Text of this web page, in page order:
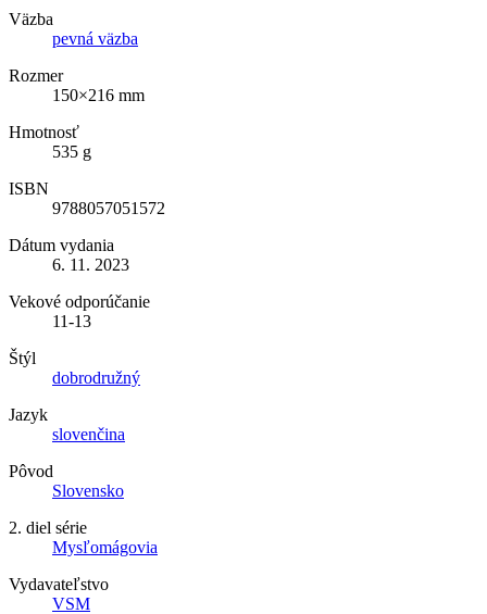
Väzba
pevná väzba
Rozmer
150×216 mm
Hmotnosť
535 g
ISBN
9788057051572
Dátum vydania
6. 11. 2023
Vekové odporúčanie
11-13
Štýl
dobrodružný
Jazyk
slovenčina
Pôvod
Slovensko
2. diel série
Mysľomágovia
Vydavateľstvo
VSM